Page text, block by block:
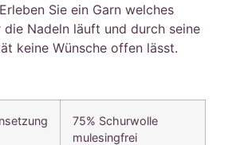
Sie ein Garn welches
die Nadeln läuft und durch seine
keine Wünsche offen lässt.
75% Schurwolle
mulesingfrei